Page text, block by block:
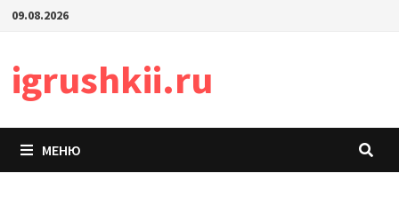
Перейти
09.08.2026
igrushkii.ru
МЕНЮ